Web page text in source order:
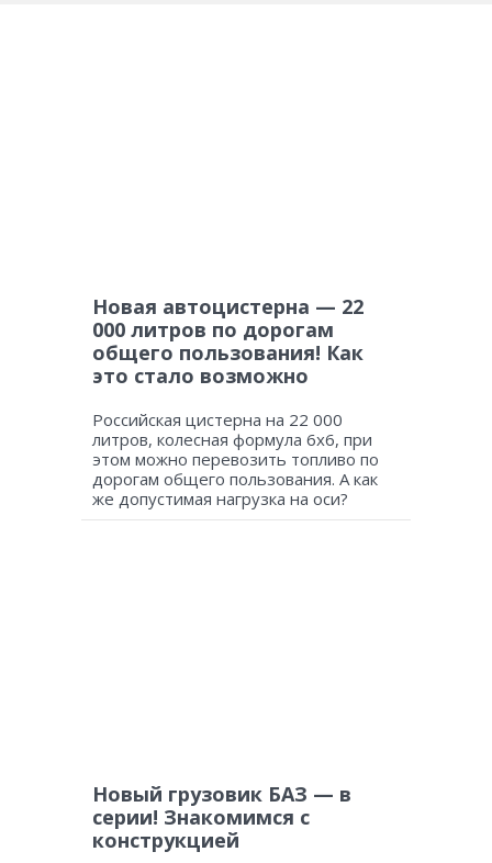
Новая автоцистерна — 22
000 литров по дорогам
общего пользования! Как
это стало возможно
Российская цистерна на 22 000
литров, колесная формула 6х6, при
этом можно перевозить топливо по
дорогам общего пользования. А как
же допустимая нагрузка на оси?
Новый грузовик БАЗ — в
серии! Знакомимся с
конструкцией